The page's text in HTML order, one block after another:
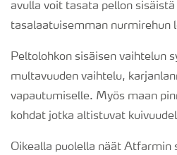
avulla voit tasata pellon
tasalaatuisemman nurmirehun
Peltolohkon sisäisen vaihtelun
multavuuden vaihtelu,
vapautumiselle. Myös maan
kohdat jotka altistuvat
Oikealla puolella näät Atfarmin